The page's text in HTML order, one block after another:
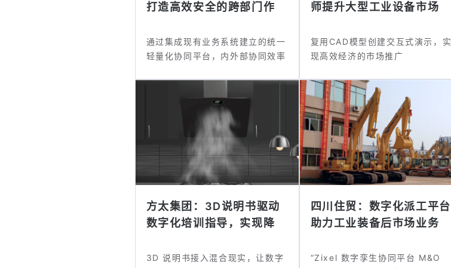
打造高效安全的跨部门作
通过集成现有业务系统建立的统一
轻量化协同平台，内外部协同效率
师提升大型工业设备市场
复用CAD模型创建交互式演示，实
现高效经济的市场推广
方太集团：3D说明书驱动
数字化培训指导，实现降
3D 说明书接入混合现实，让数字
四川住贸：数字化派工平台
助力工业装备后市场业务
“Zixel 数字孪生协同平台 M&O